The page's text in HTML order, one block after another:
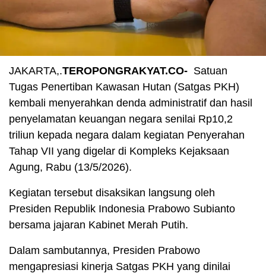
JAKARTA,.TEROPONGRAKYAT.CO- Satuan
Tugas Penertiban Kawasan Hutan (Satgas PKH)
kembali menyerahkan denda administratif dan hasil
penyelamatan keuangan negara senilai Rp10,2
triliun kepada negara dalam kegiatan Penyerahan
Tahap VII yang digelar di Kompleks Kejaksaan
Agung, Rabu (13/5/2026).
Kegiatan tersebut disaksikan langsung oleh
Presiden Republik Indonesia Prabowo Subianto
bersama jajaran Kabinet Merah Putih.
Dalam sambutannya, Presiden Prabowo
mengapresiasi kinerja Satgas PKH yang dinilai